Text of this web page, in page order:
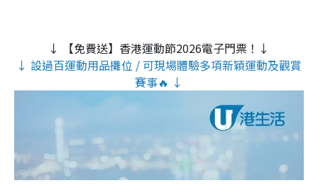
↓ 【免費送】香港運動節2026電子門票！↓
↓ 設過百運動用品攤位 / 可現場體驗多項新穎運動及觀賞
賽事🔥 ↓